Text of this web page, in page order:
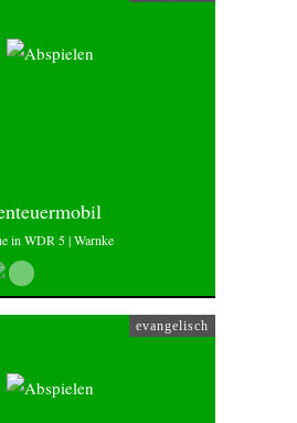
in WDR 5 | Warnke
evangelisch